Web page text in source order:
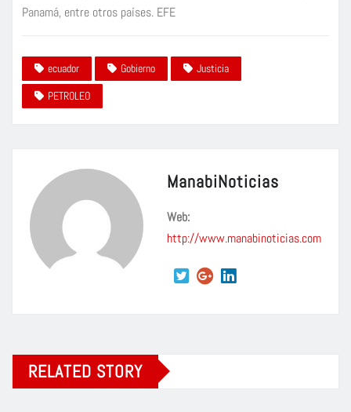
Panamá, entre otros países. EFE
ecuador Gobierno
Justicia
PETROLEO
ManabiNoticias
Web:
http://www.manabinoticias.com
RELATED STORY